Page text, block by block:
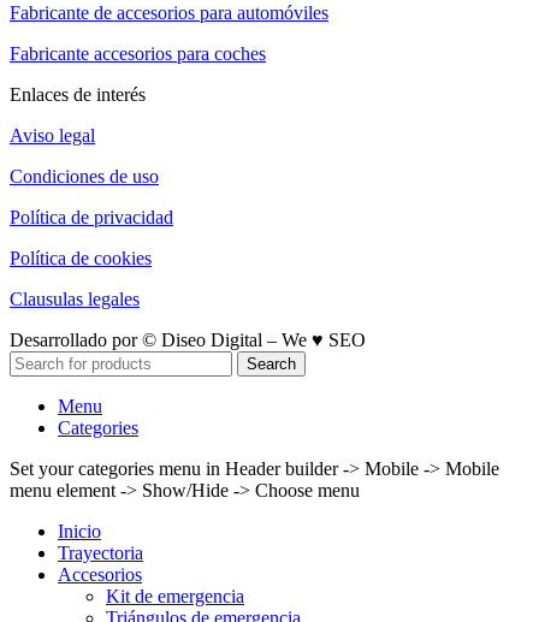
Fabricante de accesorios para automóviles
Fabricante accesorios para coches
Enlaces de interés
Aviso legal
Condiciones de uso
Política de privacidad
Política de cookies
Clausulas legales
Desarrollado por © Diseo Digital – We ♥ SEO
Search
Menu
Categories
Set your categories menu in Header builder -> Mobile -> Mobile
menu element -> Show/Hide -> Choose menu
Inicio
Trayectoria
Accesorios
Kit de emergencia
Triángulos de emergencia